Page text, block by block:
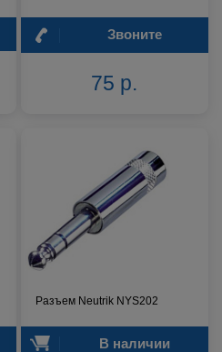
Звоните
75 р.
Разъем Neutrik NYS202
В наличии